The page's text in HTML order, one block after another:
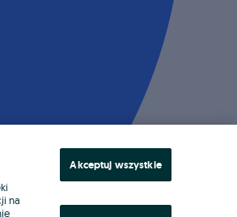
na
Akceptuj wszystkie